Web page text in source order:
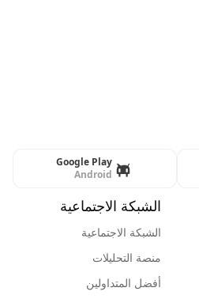
Google Play
Android
الشبكة الاجتماعية
الشبكة الاجتماعية
منصة التحليلات
أفضل المتداولين